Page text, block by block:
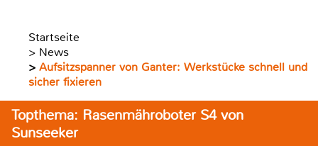
Startseite
> News
> Aufsitzspanner von Ganter: Werkstücke schnell und
sicher fixieren
Topthema: Rasenmähroboter S4 von
Sunseeker